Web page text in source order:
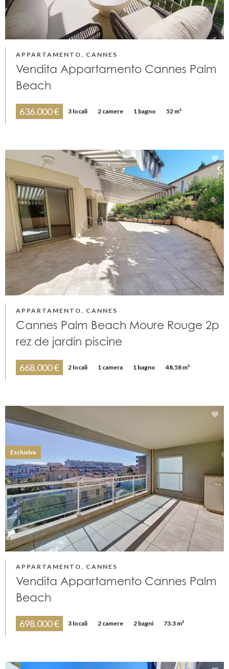
APPARTAMENTO, CANNES
Vendita Appartamento Cannes Palm
Beach
636.000 € 3 locali 2 camere 1 bagno 52 m²
APPARTAMENTO, CANNES
Cannes Palm Beach Moure Rouge 2p
rez de jardin piscine
668.000 € 2 locali 1 camera 1 bagno 48.58 m²
APPARTAMENTO, CANNES
Vendita Appartamento Cannes Palm
Beach
698.000 € 3 locali 2 camere 2 bagni 73.3 m²
Esclusiva